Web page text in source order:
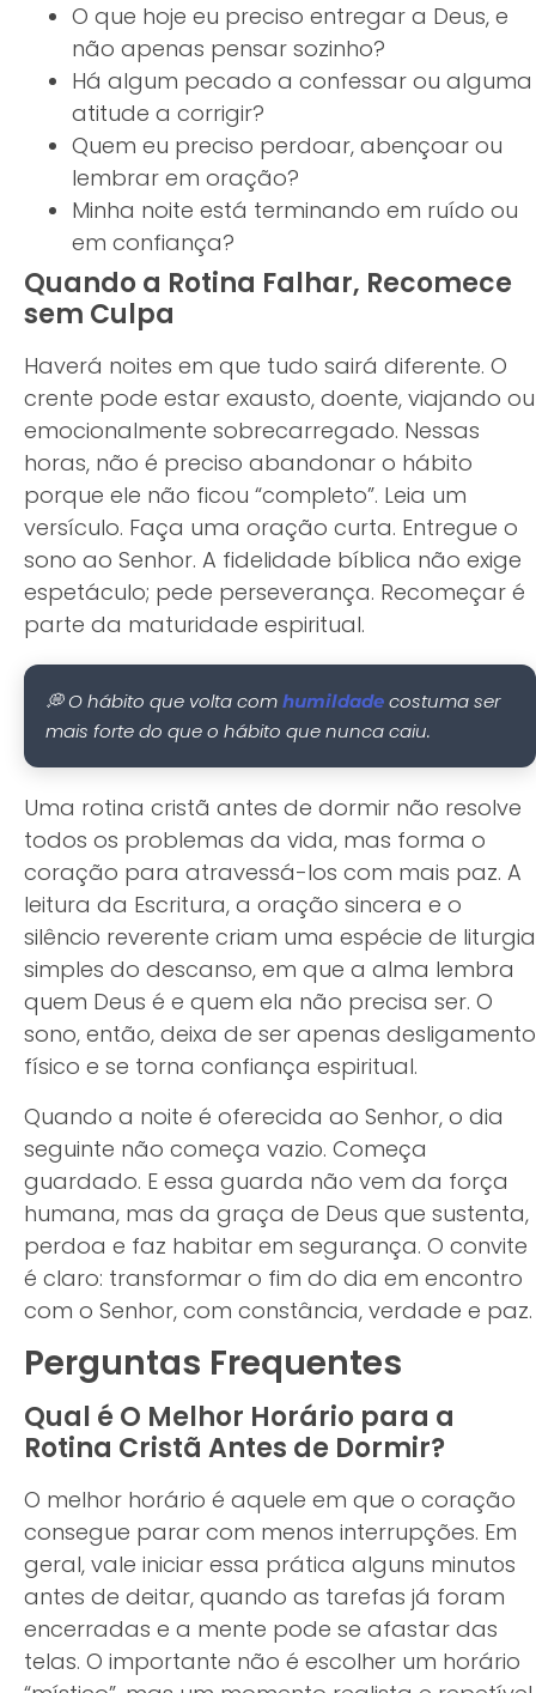
O que hoje eu preciso entregar a Deus, e
não apenas pensar sozinho?
Há algum pecado a confessar ou alguma
atitude a corrigir?
Quem eu preciso perdoar, abençoar ou
lembrar em oração?
Minha noite está terminando em ruído ou
em confiança?
Quando a Rotina Falhar, Recomece
sem Culpa
Haverá noites em que tudo sairá diferente. O
crente pode estar exausto, doente, viajando ou
emocionalmente sobrecarregado. Nessas
horas, não é preciso abandonar o hábito
porque ele não ficou “completo”. Leia um
versículo. Faça uma oração curta. Entregue o
sono ao Senhor. A fidelidade bíblica não exige
espetáculo; pede perseverança. Recomeçar é
parte da maturidade espiritual.
💭 O hábito que volta com humildade costuma ser
mais forte do que o hábito que nunca caiu.
Uma rotina cristã antes de dormir não resolve
todos os problemas da vida, mas forma o
coração para atravessá-los com mais paz. A
leitura da Escritura, a oração sincera e o
silêncio reverente criam uma espécie de liturgia
simples do descanso, em que a alma lembra
quem Deus é e quem ela não precisa ser. O
sono, então, deixa de ser apenas desligamento
físico e se torna confiança espiritual.
Quando a noite é oferecida ao Senhor, o dia
seguinte não começa vazio. Começa
guardado. E essa guarda não vem da força
humana, mas da graça de Deus que sustenta,
perdoa e faz habitar em segurança. O convite
é claro: transformar o fim do dia em encontro
com o Senhor, com constância, verdade e paz.
Perguntas Frequentes
Qual é O Melhor Horário para a
Rotina Cristã Antes de Dormir?
O melhor horário é aquele em que o coração
consegue parar com menos interrupções. Em
geral, vale iniciar essa prática alguns minutos
antes de deitar, quando as tarefas já foram
encerradas e a mente pode se afastar das
telas. O importante não é escolher um horário